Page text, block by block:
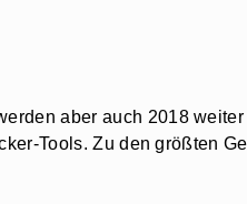
aber auch 2018
Tools. Zu den größten